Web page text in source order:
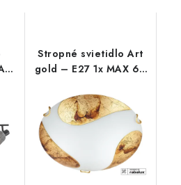
Stropné svietidlo Art
gold – E27 1x MAX 60